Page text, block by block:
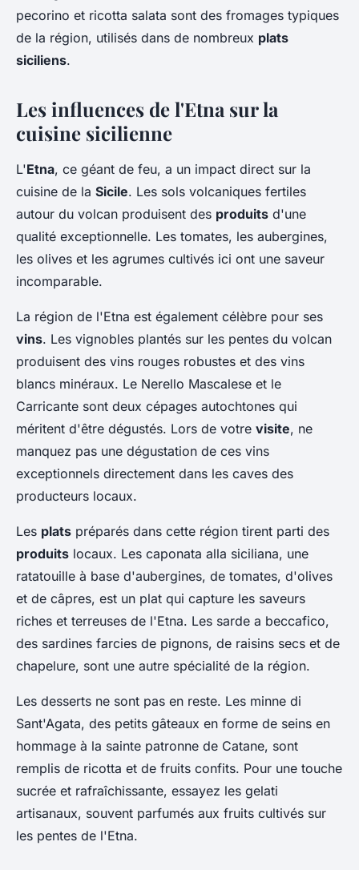
pecorino et ricotta salata sont des fromages typiques
de la région, utilisés dans de nombreux plats
siciliens.
Les influences de l'Etna sur la
cuisine sicilienne
L'Etna, ce géant de feu, a un impact direct sur la
cuisine de la Sicile. Les sols volcaniques fertiles
autour du volcan produisent des produits d'une
qualité exceptionnelle. Les tomates, les aubergines,
les olives et les agrumes cultivés ici ont une saveur
incomparable.
La région de l'Etna est également célèbre pour ses
vins. Les vignobles plantés sur les pentes du volcan
produisent des vins rouges robustes et des vins
blancs minéraux. Le Nerello Mascalese et le
Carricante sont deux cépages autochtones qui
méritent d'être dégustés. Lors de votre visite, ne
manquez pas une dégustation de ces vins
exceptionnels directement dans les caves des
producteurs locaux.
Les plats préparés dans cette région tirent parti des
produits locaux. Les caponata alla siciliana, une
ratatouille à base d'aubergines, de tomates, d'olives
et de câpres, est un plat qui capture les saveurs
riches et terreuses de l'Etna. Les sarde a beccafico,
des sardines farcies de pignons, de raisins secs et de
chapelure, sont une autre spécialité de la région.
Les desserts ne sont pas en reste. Les minne di
Sant'Agata, des petits gâteaux en forme de seins en
hommage à la sainte patronne de Catane, sont
remplis de ricotta et de fruits confits. Pour une touche
sucrée et rafraîchissante, essayez les gelati
artisanaux, souvent parfumés aux fruits cultivés sur
les pentes de l'Etna.